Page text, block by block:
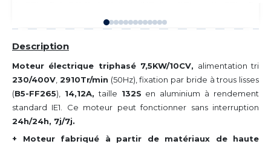
Description
Moteur électrique triphasé 7,5KW/10CV, alimentation tri
230/400V 2910Tr/min (50Hz), fixation par bride à trous lisses
(B5-FF265), 14,12A, taille 132S en aluminium à rendement
standard IE1. Ce moteur peut fonctionner sans interruption
24h/24h, 7j/7j.
+ Moteur fabriqué à partir de matériaux de haute